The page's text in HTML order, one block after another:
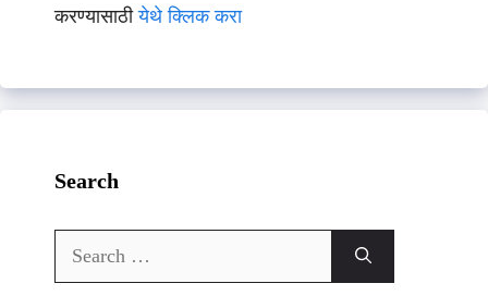
करण्यासाठीयेथे क्लिक करा
Search
Search
for: